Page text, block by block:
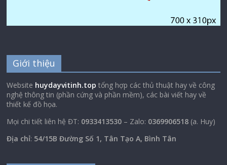
Giới thiệu
Website huydayvitinh.top tổng hợp các thủ thuật hay về công
nghệ thông tin (phần cứng và phần mềm), các bài viết hay về
thiết kế đồ họa.
Mọi chi tiết liên hệ ĐT: 0933413530 – Zalo: 0369906518 (a. Huy)
Địa chỉ: 54/15B Đường Số 1, Tân Tạo A, Bình Tân